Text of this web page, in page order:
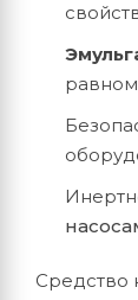
Средство